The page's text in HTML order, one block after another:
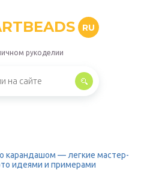
RU
рукоделии
карандашом — легкие мастер-
идеями и примерами